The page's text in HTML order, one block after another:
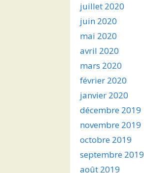
juillet 2020
juin 2020
mai 2020
avril 2020
mars 2020
février 2020
janvier 2020
décembre 2019
novembre 2019
octobre 2019
septembre 2019
août 2019